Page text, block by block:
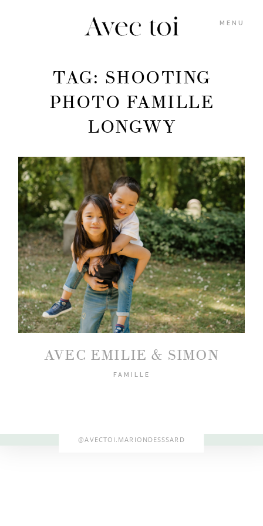
MENU
TAG: SHOOTING
PHOTO FAMILLE
LONGWY
AVEC EMILIE & SIMON
FAMILLE
GALERIES
BLOG
MARION
M’ÉCRIRE
©2019 MARION DESSARD
@AVECTOI.MARIONDESSSARD